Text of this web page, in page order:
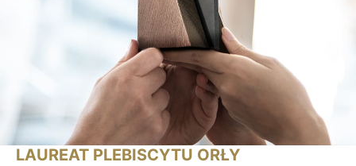
LAUREAT PLEBISCYTU ORŁY